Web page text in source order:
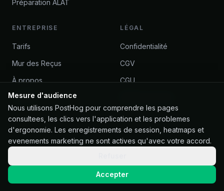
Préparation ALAT
ENTREPRISE
Tarifs
Mur des Reçus
À propos
Contact
LÉGAL
Confidentialité
CGV
CGU
©2026PiloteReady. Tous droits réservés.
Mesure d'audience
Nous utilisons PostHog pour comprendre les pages
consultees, les clics vers l'application et les problemes
d'ergonomie. Les enregistrements de session, heatmaps et
evenements marketing ne sont actives qu'avec votre accord.
Accepter